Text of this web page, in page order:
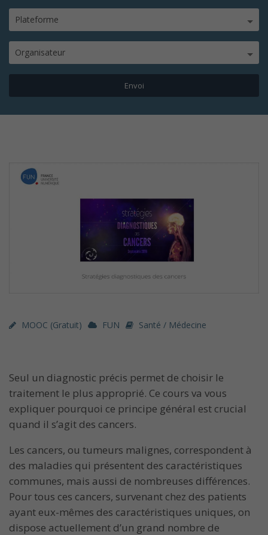
Plateforme
Organisateur
MOOC (gratuit) FUN Santé / Médecine
Seul un diagnostic précis permet de choisir le
traitement le plus approprié. Ce cours va vous
expliquer pourquoi ce principe général est crucial
quand il s’agit des cancers.
Les cancers, ou tumeurs malignes, correspondent à
des maladies qui présentent des caractéristiques
communes, mais aussi de nombreuses différences.
Pour tous ces cancers, survenant chez des patients
ayant eux-mêmes des caractéristiques uniques, on
dispose actuellement d’un grand nombre de